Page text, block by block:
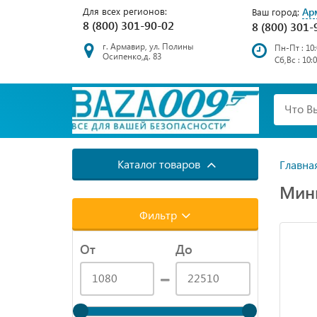
Для всех регионов:
8 (800) 301-90-02
Ваш город:
8 (800) 301-
г. Армавир, ул. Полины
Осипенко,д. 83
Пн-Пт :
Сб,Вс :
Каталог товаров
Фильтр
От До